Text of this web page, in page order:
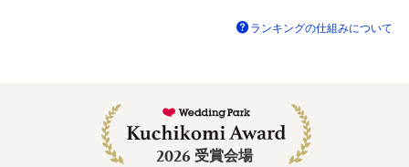
ランキングの仕組みについて
2026 受賞会場